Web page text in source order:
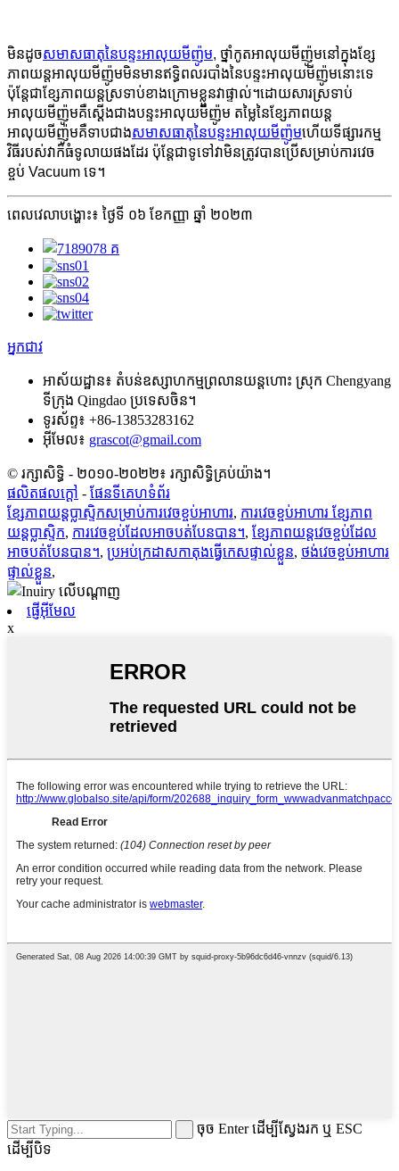
មិន​ដូចសមាសធាតុនៃបន្ទះអាលុយមីញ៉ូម, ថ្នាំកូតអាលុយមីញ៉ូមនៅក្នុងខ្សែ
ភាពយន្តអាលុយមីញ៉ូមមិនមានឥទ្ធិពលរបាំងនៃបន្ទះអាលុយមីញ៉ូមនោះទេ
ប៉ុន្តែជាខ្សែភាពយន្តស្រទាប់ខាងក្រោមខ្លួនវាផ្ទាល់។ដោយសារស្រទាប់
អាលុយមីញ៉ូមគឺស្តើងជាងបន្ទះអាលុយមីញ៉ូម តម្លៃនៃខ្សែភាពយន្ត
អាលុយមីញ៉ូមគឺទាបជាងសមាសធាតុនៃបន្ទះអាលុយមីញ៉ូមហើយទីផ្សារកម្ម
វិធីរបស់វាក៏ធំទូលាយផងដែរ ប៉ុន្តែជាទូទៅវាមិនត្រូវបានប្រើសម្រាប់ការវេច
ខ្ចប់ Vacuum ទេ។
ពេលវេលាបង្ហោះ៖ ថ្ងៃទី ០៦ ខែកញ្ញា ឆ្នាំ ២០២៣
អ្នកជាវ
អាស័យដ្ឋាន៖ តំបន់ឧស្សាហកម្មព្រលានយន្តហោះ ស្រុក Chengyang
ទីក្រុង Qingdao ប្រទេសចិន។
ទូរស័ព្ទ៖ +86-13853283162
អ៊ីមែល៖ grascot@gmail.com
© រក្សាសិទ្ធិ - ២០១០-២០២២៖ រក្សាសិទ្ធិគ្រប់យ៉ាង។
ផលិតផលក្តៅ - ផែនទីគេហទំព័រ
ខ្សែភាពយន្តប្លាស្ទិកសម្រាប់ការវេចខ្ចប់អាហារ, ការវេចខ្ចប់អាហារ ខ្សែភាព
យន្តប្លាស្ទិក, ការវេចខ្ចប់ដែលអាចបត់បែនបាន។, ខ្សែភាពយន្តវេចខ្ចប់ដែល
អាចបត់បែនបាន។, ប្រអប់ក្រដាសកាតុងធ្វើកេសផ្ទាល់ខ្លួន, ថង់វេចខ្ចប់អាហារ
ផ្ទាល់ខ្លួន,
ផ្ញើអ៊ីមែល
x
ចុច Enter ដើម្បីស្វែងរក ឬ ESC
ដើម្បីបិទ